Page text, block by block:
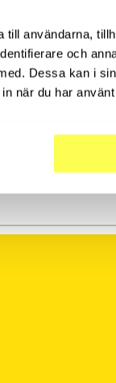
användarna,
och
Dessa kan i
när du har